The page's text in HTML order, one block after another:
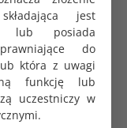
jest
lub posiada
do
która z uwagi
funkcję lub
uczestniczy w
w organizmie w
5x7 cm jest
do kontroli
operacyjnych,